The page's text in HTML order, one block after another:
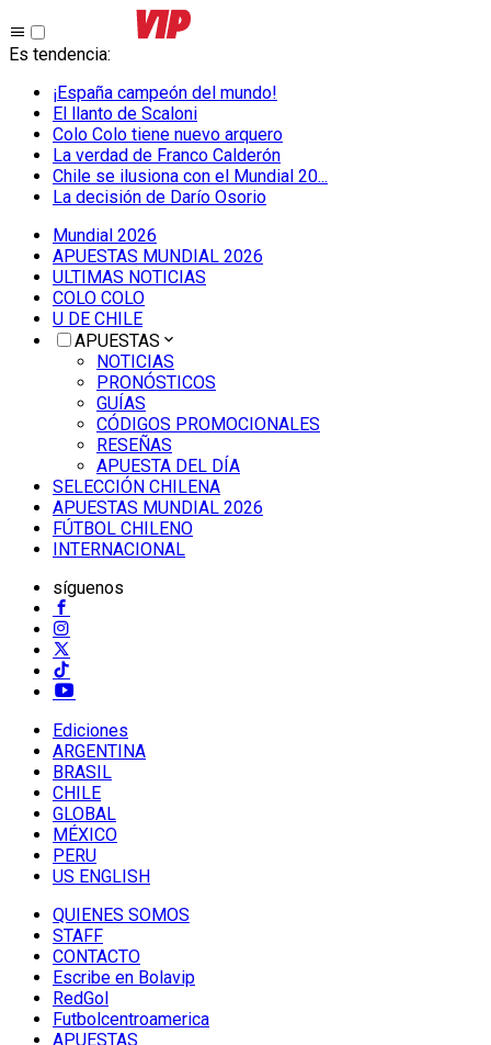
Es tendencia:
¡España campeón del mundo!
El llanto de Scaloni
Colo Colo tiene nuevo arquero
La verdad de Franco Calderón
Chile se ilusiona con el Mundial 20...
La decisión de Darío Osorio
Mundial 2026
APUESTAS MUNDIAL 2026
ULTIMAS NOTICIAS
COLO COLO
U DE CHILE
APUESTAS
NOTICIAS
PRONÓSTICOS
GUÍAS
CÓDIGOS PROMOCIONALES
RESEÑAS
APUESTA DEL DÍA
SELECCIÓN CHILENA
APUESTAS MUNDIAL 2026
FÚTBOL CHILENO
INTERNACIONAL
síguenos
Ediciones
ARGENTINA
BRASIL
CHILE
GLOBAL
MÉXICO
PERU
US ENGLISH
QUIENES SOMOS
STAFF
CONTACTO
Escribe en Bolavip
RedGol
Futbolcentroamerica
APUESTAS